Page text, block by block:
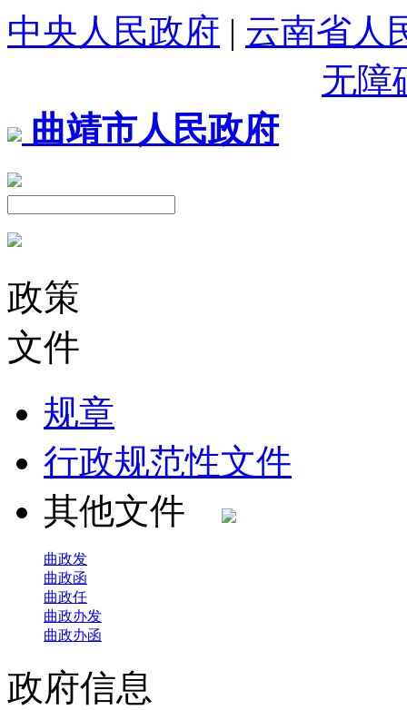
中央人民政府 | 云南省人
无障
曲靖市人民政府
政策
文件
规章
行政规范性文件
其他文件
曲政发
曲政函
曲政任
曲政办发
曲政办函
政府信息